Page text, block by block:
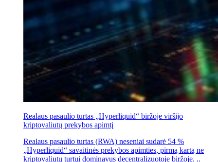
Realaus pasaulio turtas „Hyperliquid“ biržoje viršijo
kriptovaliutų prekybos apimtį
Realaus pasaulio turtas (RWA) neseniai sudarė 54 %
„Hyperliquid“ savaitinės prekybos apimties, pirmą kartą ne
kriptovaliutų turtui dominavus decentralizuotoje biržoje. ..